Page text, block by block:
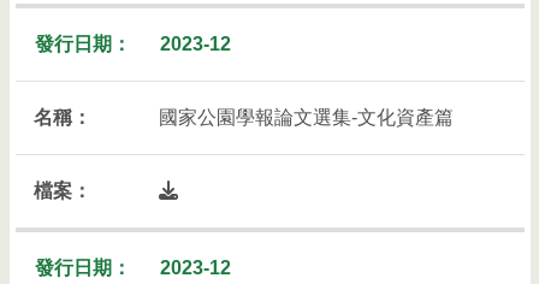
2023-12
國家公園學報論文選集-文化資產篇
開啟檔案下載列表彈出視窗
2023-12